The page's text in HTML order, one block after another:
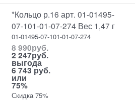
*Кольцо р.16 арт. 01-01495-
07-101-01-07-274 Вес 1,47 г
01-01495-07-101-01-07-274
8 990руб.
2 247руб.
выгода
6 743 руб.
или
75%
Скидка 75%